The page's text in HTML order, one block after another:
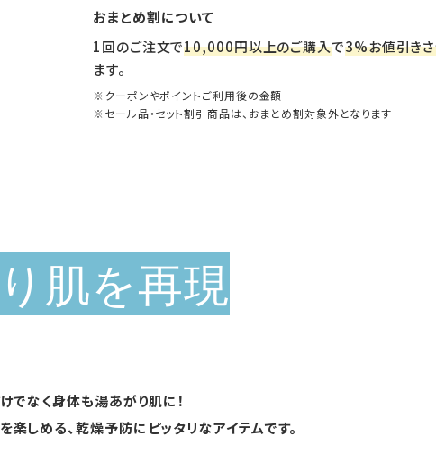
おまとめ割について
1回のご注文で10,000円以上のご購入で3%お値引き
ます。
クーポンやポイントご利用後の金額
セール品・セット割引商品は、おまとめ割対象外となります
肌を再現
でなく身体も湯あがり肌に！
楽しめる、乾燥予防にピッタリなアイテムです。